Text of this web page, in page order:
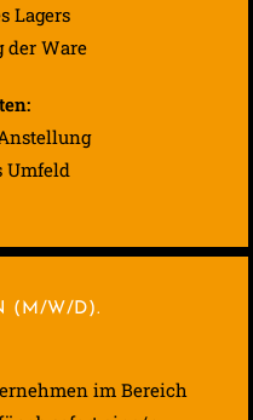
Lagers
der Ware
Umfeld
(M/W/D).
im Bereich